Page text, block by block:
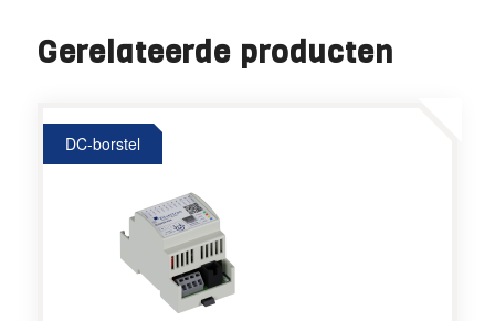
Gerelateerde producten
DC-borstel